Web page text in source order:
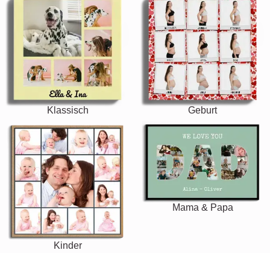
Klassisch Geburt
Kinder
Mama & Papa